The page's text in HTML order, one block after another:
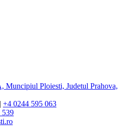
Muncipiul Ploiesti, Judetul Prahova,
| +4 0244 595 063
539